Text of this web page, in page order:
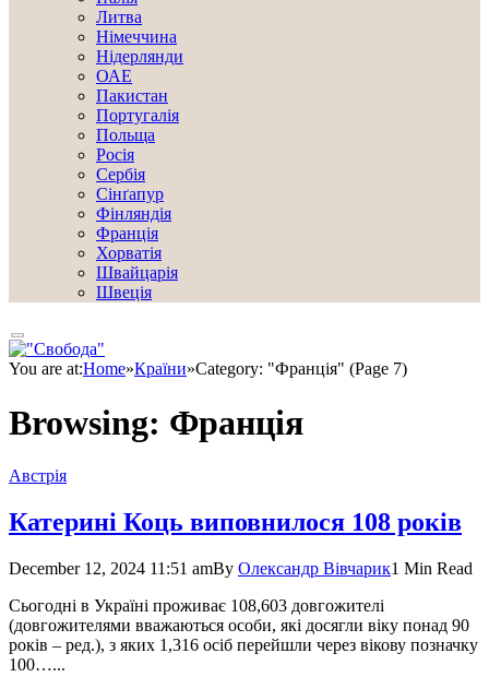
Литва
Німеччина
Нідерлянди
ОАЕ
Пакистан
Португалія
Польща
Росія
Сербія
Сінґапур
Фінляндія
Франція
Хорватія
Швайцарія
Швеція
You are at:Home»Країни»Category: "Франція" (Page 7)
Browsing: Франція
Австрія
Катерині Коць виповнилося 108 років
December 12, 2024 11:51 amBy Олександр Вівчарик1 Min Read
Сьогодні в Україні проживає 108,603 довгожителі
(довгожителями вважаються особи, які досягли віку понад 90
років – ред.), з яких 1,316 осіб перейшли через вікову позначку
100…...